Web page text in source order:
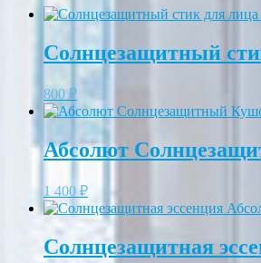
Солнцезащитный
800 ₽
Абсолют
1 400 ₽
Солнцезащитная